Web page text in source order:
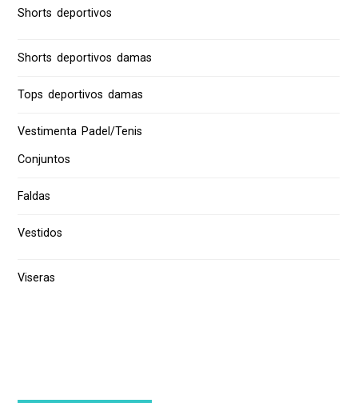
Shorts deportivos
Shorts deportivos damas
Tops deportivos damas
Vestimenta Padel/Tenis
Conjuntos
Faldas
Vestidos
Viseras